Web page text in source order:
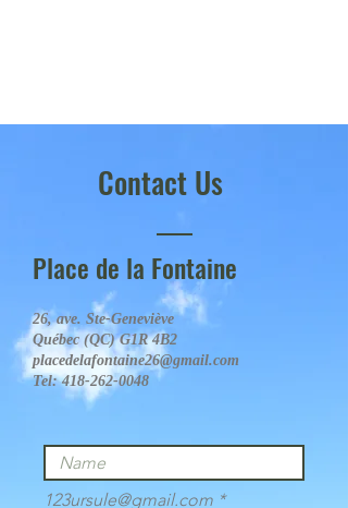
Contact Us
Place de la Fontaine
26, ave. Ste-Geneviève
Québec (QC) G1R 4B2
placedelafontaine26@gmail.com
Tel:418-262-0048
123ursule@gmail.com